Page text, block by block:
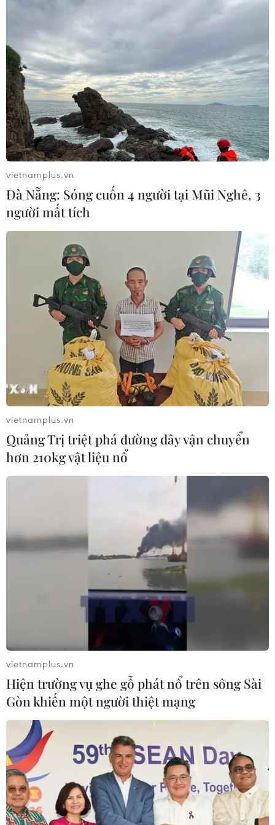
vietnamplus.vn
Đà Nẵng: Sóng cuốn 4 người tại Mũi Nghê, 3
người mất tích
vietnamplus.vn
Quảng Trị triệt phá đường dây vận chuyển
hơn 210kg vật liệu nổ
vietnamplus.vn
Hiện trường vụ ghe gỗ phát nổ trên sông Sài
Gòn khiến một người thiệt mạng